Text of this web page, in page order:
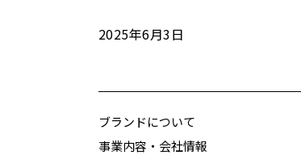
2025年6月3日
ブランドについて
事業内容・会社情報